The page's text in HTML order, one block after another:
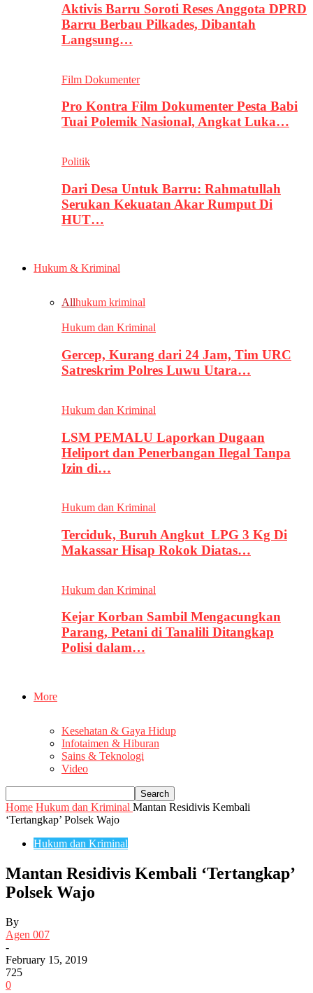
Aktivis Barru Soroti Reses Anggota DPRD
Barru Berbau Pilkades, Dibantah
Langsung…
Film Dokumenter
Pro Kontra Film Dokumenter Pesta Babi
Tuai Polemik Nasional, Angkat Luka…
Politik
Dari Desa Untuk Barru: Rahmatullah
Serukan Kekuatan Akar Rumput Di
HUT…
Hukum & Kriminal
Allhukum kriminal
Hukum dan Kriminal
Gercep, Kurang dari 24 Jam, Tim URC
Satreskrim Polres Luwu Utara…
Hukum dan Kriminal
LSM PEMALU Laporkan Dugaan
Heliport dan Penerbangan Ilegal Tanpa
Izin di…
Hukum dan Kriminal
Terciduk, Buruh Angkut LPG 3 Kg Di
Makassar Hisap Rokok Diatas…
Hukum dan Kriminal
Kejar Korban Sambil Mengacungkan
Parang, Petani di Tanalili Ditangkap
Polisi dalam…
More
Kesehatan & Gaya Hidup
Infotaimen & Hiburan
Sains & Teknologi
Video
Home Hukum dan Kriminal Mantan Residivis Kembali
‘Tertangkap’ Polsek Wajo
Hukum dan Kriminal
Mantan Residivis Kembali ‘Tertangkap’
Polsek Wajo
By
Agen 007
-
February 15, 2019
725
0